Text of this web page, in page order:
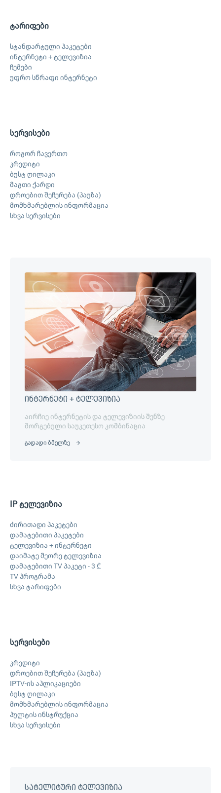
ტარიფები
სტანდარტული პაკეტები
ინტერნეტი + ტელევიზია
ჩემები
უფრო სწრაფი ინტერნეტი
სერვისები
როგორ ჩავერთო
კრედიტი
ბუსტ ღილაკი
მაგთი ქარდი
დროებით შეჩერება (პაუზა)
მომხმარებლის ინფორმაცია
სხვა სერვისები
ინტერნეტი + ტელევიზია
აირჩიე ინტერნეტის და ტელევიზიის შენზე
მორგებული საუკეთესო კომბინაცია
გადადი ბმულზე
IP ტელევიზია
ძირითადი პაკეტები
დამატებითი პაკეტები
ტელევიზია + ინტერნეტი
დაიმატე მეორე ტელევიზია
დამატებითი TV პაკეტი - 3 ₾
TV პროგრამა
სხვა ტარიფები
სერვისები
კრედიტი
დროებით შეჩერება (პაუზა)
IPTV-ის აპლიკაციები
ბუსტ ღილაკი
მომხმარებლის ინფორმაცია
პულტის ინსტრუქცია
სხვა სერვისები
სატელიტური ტელევიზია